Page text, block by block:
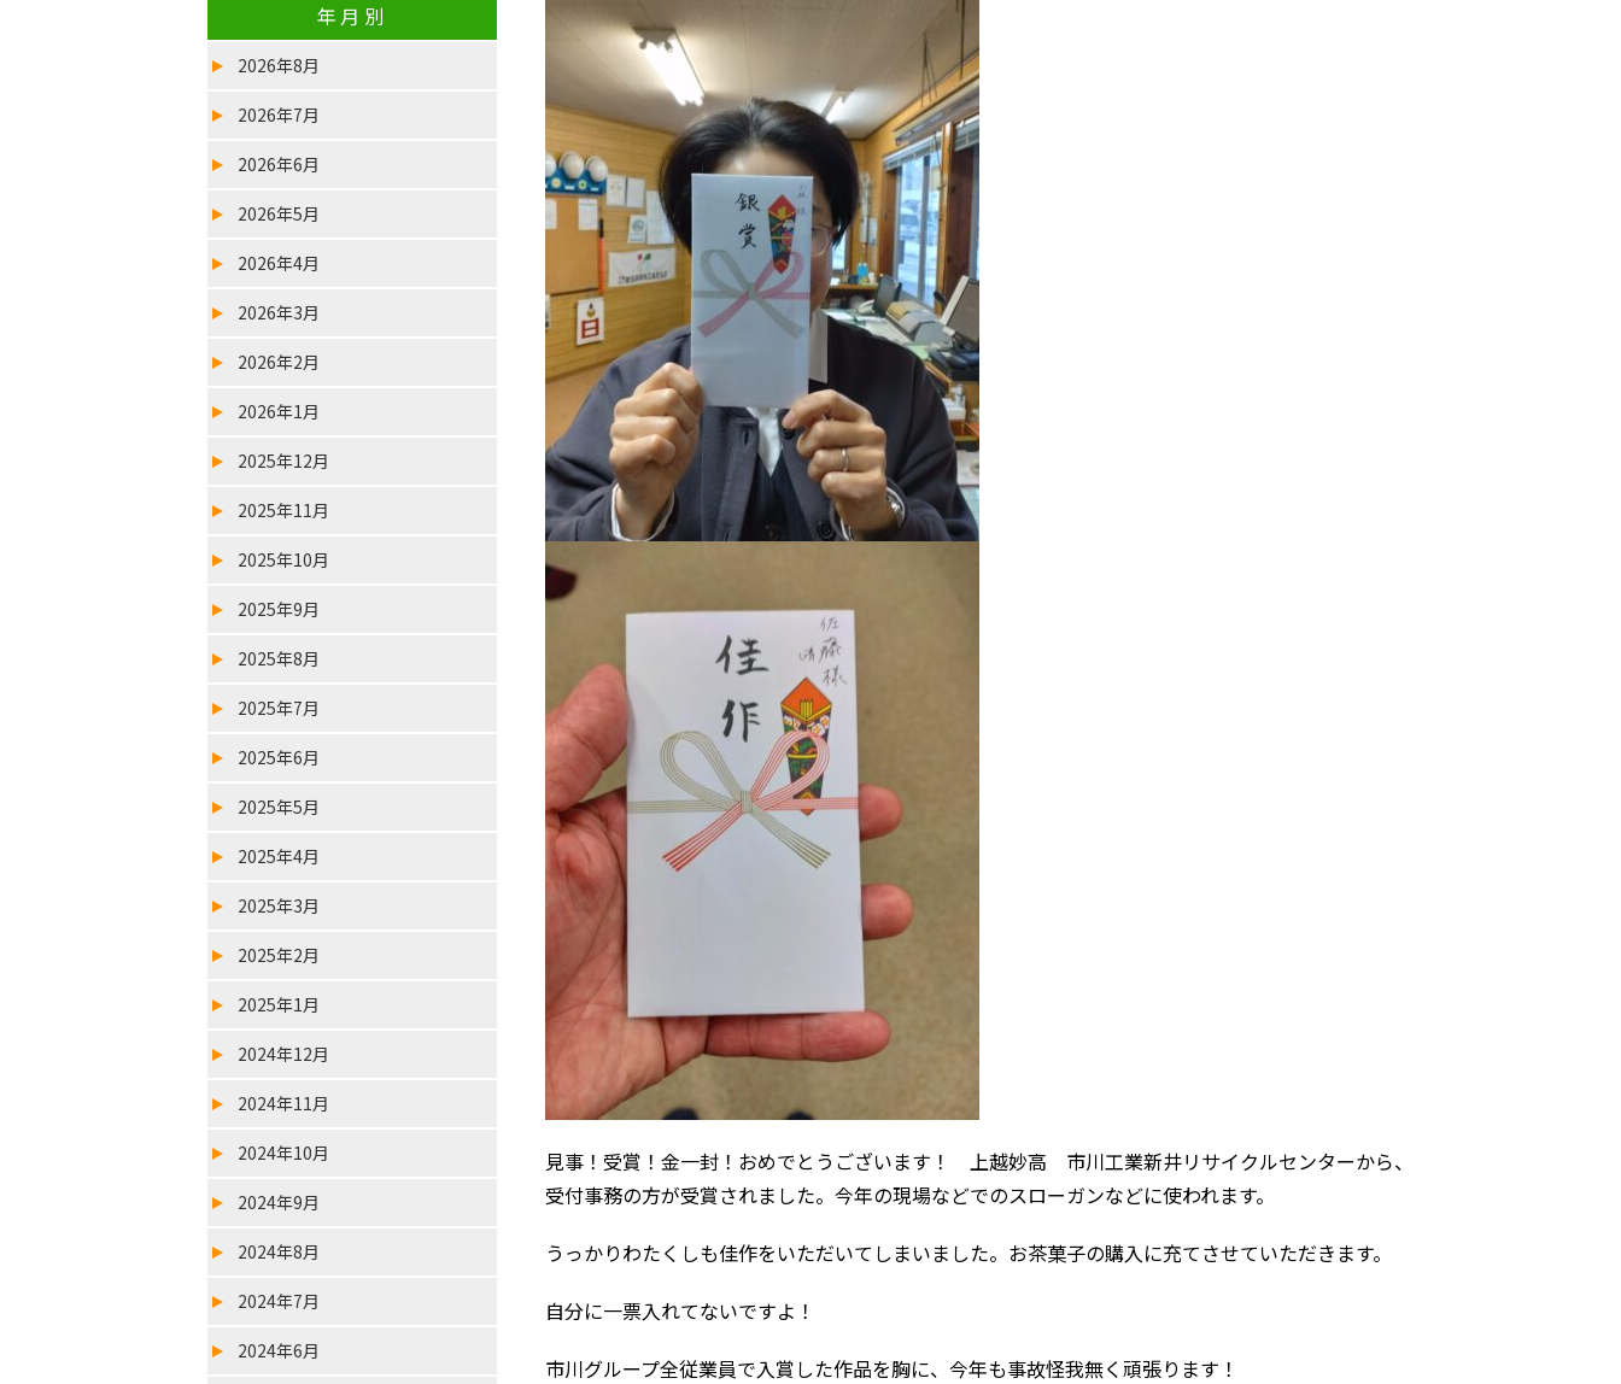
見事！受賞！金一封！おめでとうございます！ 上越妙高 市川工業新井リサイクルセンターから、
受付事務の方が受賞されました。今年の現場などでのスローガンなどに使われます。
うっかりわたくしも佳作をいただいてしまいました。お茶菓子の購入に充てさせていただきます。
自分に一票入れてないですよ！
市川グループ全従業員で入賞した作品を胸に、今年も事故怪我無く頑張ります！
年月別
2026年8月
2026年7月
2026年6月
2026年5月
2026年4月
2026年3月
2026年2月
2026年1月
2025年12月
2025年11月
2025年10月
2025年9月
2025年8月
2025年7月
2025年6月
2025年5月
2025年4月
2025年3月
2025年2月
2025年1月
2024年12月
2024年11月
2024年10月
2024年9月
2024年8月
2024年7月
2024年6月